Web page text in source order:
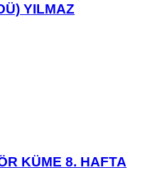
YILMAZ
KÜME 8. HAFTA